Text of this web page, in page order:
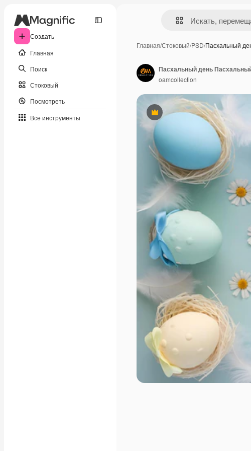
Создать
Главная
Поиск
Стоковый
Посмотреть
Все инструменты
Главная/Стоковый/PSD/Пасхальный
Премиум
Пасхальный день
oamcollection